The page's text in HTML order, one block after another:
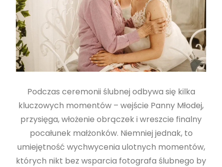
Podczas ceremonii ślubnej odbywa się kilka
kluczowych momentów – wejście Panny Młodej,
przysięga, włożenie obrączek i wreszcie finalny
pocałunek małżonków. Niemniej jednak, to
umiejętność wychwycenia ulotnych momentów,
których nikt bez wsparcia fotografa ślubnego by